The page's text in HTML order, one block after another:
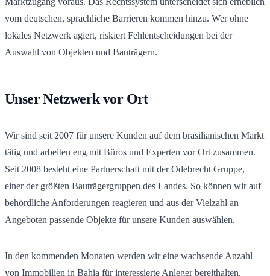
vom deutschen, sprachliche Barrieren kommen hinzu. Wer ohne
lokales Netzwerk agiert, riskiert Fehlentscheidungen bei der
Auswahl von Objekten und Bauträgern.
Unser Netzwerk vor Ort
Wir sind seit 2007 für unsere Kunden auf dem brasilianischen Markt
tätig und arbeiten eng mit Büros und Experten vor Ort zusammen.
Seit 2008 besteht eine Partnerschaft mit der Odebrecht Gruppe,
einer der größten Bauträgergruppen des Landes. So können wir auf
behördliche Anforderungen reagieren und aus der Vielzahl an
Angeboten passende Objekte für unsere Kunden auswählen.
In den kommenden Monaten werden wir eine wachsende Anzahl
von Immobilien in Bahia für interessierte Anleger bereithalten.